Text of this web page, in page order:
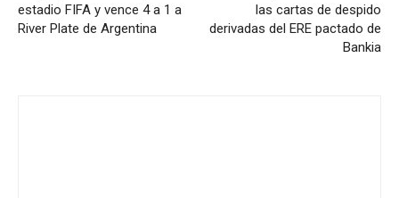
estadio FIFA y vence 4 a 1 a
River Plate de Argentina
las cartas de despido
derivadas del ERE pactado de
Bankia